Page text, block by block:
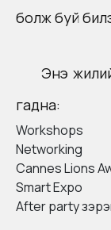
болж буй
Энэ
гадна:
Workshops
Networking
Cannes Lions
Smart Expo
After party